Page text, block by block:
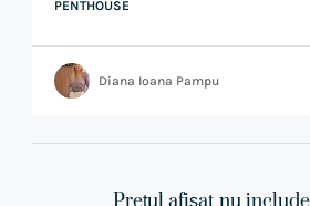
PENTHOUSE
Diana Ioana Pampu